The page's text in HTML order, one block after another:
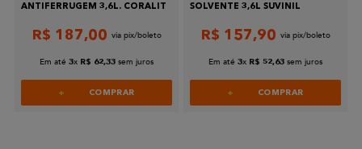
ANTIFERRUGEM 3,6L. CORALIT
R$ 187,00
Em até 3x R$ 62,33 sem juros
COMPRAR
SOLVENTE 3,6L SUVINIL
R$ 157,90
Em até 3x R$ 52,63 sem juros
COMPRAR